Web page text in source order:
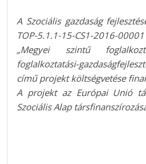
A Szociális gazdaság
TOP-5.1.1-15-CS1-2016-
„Megyei szintű
foglalkoztatási-
című projekt költségvetése
A projekt az Európai Unió
Szociális Alap